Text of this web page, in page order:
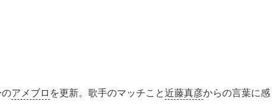
アメブロ を更新。歌手のマッチこと近藤真彦からの言葉に感